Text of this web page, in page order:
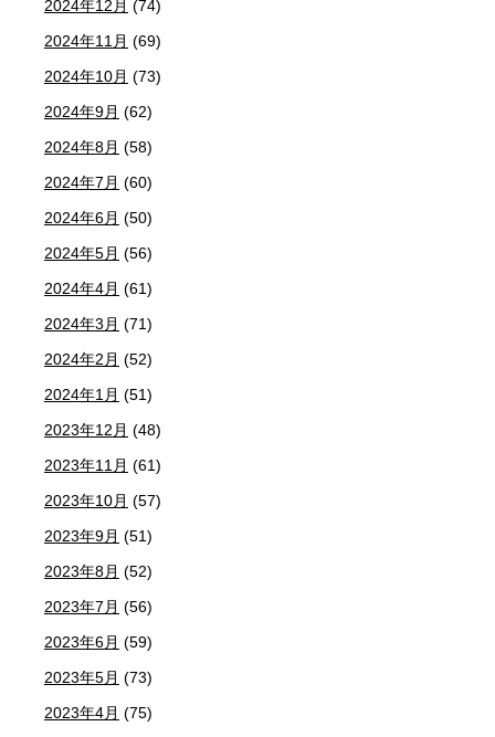
2024年12月 (74)
2024年11月 (69)
2024年10月 (73)
2024年9月 (62)
2024年8月 (58)
2024年7月 (60)
2024年6月 (50)
2024年5月 (56)
2024年4月 (61)
2024年3月 (71)
2024年2月 (52)
2024年1月 (51)
2023年12月 (48)
2023年11月 (61)
2023年10月 (57)
2023年9月 (51)
2023年8月 (52)
2023年7月 (56)
2023年6月 (59)
2023年5月 (73)
2023年4月 (75)